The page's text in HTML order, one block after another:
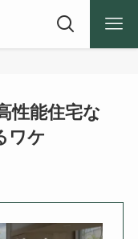
性能住宅な
ワケ